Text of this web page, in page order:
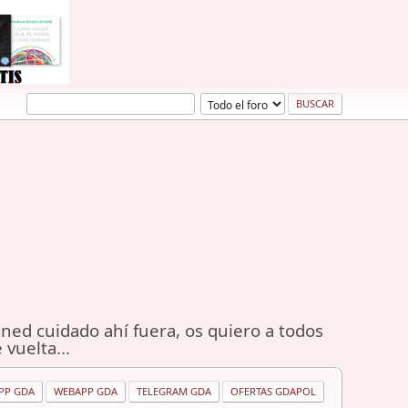
cuidado ahí fuera, os quiero a todos
vuelta...
GDA WEBAPP GDA TELEGRAM GDA OFERTAS GDAPOL